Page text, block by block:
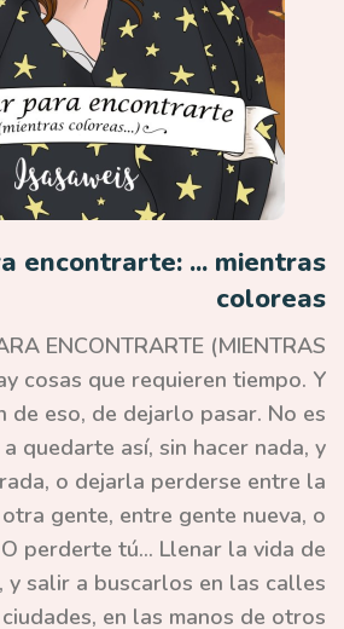
encontrarte: ... mientras
coloreas
ENCONTRARTE (MIENTRAS
cosas que requieren tiempo. Y
de eso, de dejarlo pasar. No es
quedarte así, sin hacer nada, y
o dejarla perderse entre la
gente, entre gente nueva, o
perderte tú... Llenar la vida de
y salir a buscarlos en las calles
en las manos de otros